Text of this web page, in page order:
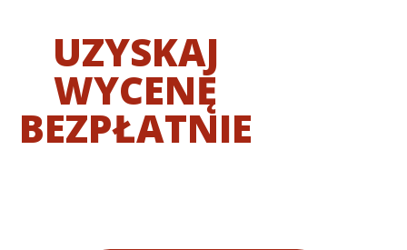
UZYSKAJ
WYCENĘ
BEZPŁATNIE